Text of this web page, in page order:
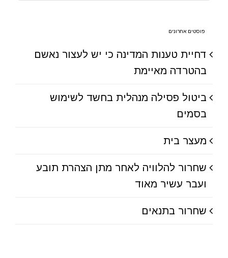
פוסטים אחרונים
דחיית טענות המדינה כי יש לעצור נאשם
בהטרדה מאיימת
ביטול פסילה מנהלית בחשד לשימוש
בסמים
מעצר בית
שחרור להלוויה לאחר מתן הצהרת תובע
ועבר עשיר מאוד
שחרור בתנאים